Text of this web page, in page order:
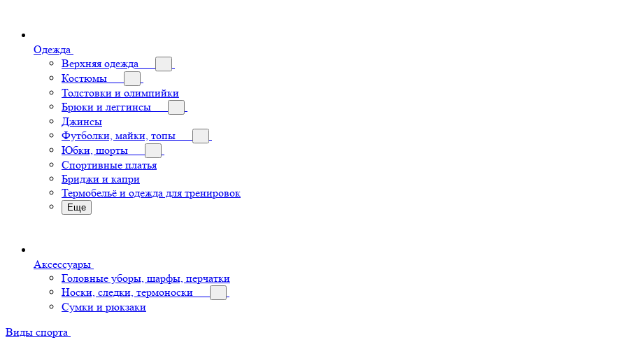
Одежда
Верхняя одежда
Костюмы
Толстовки и олимпийки
Брюки и леггинсы
Джинсы
Футболки, майки, топы
Юбки, шорты
Спортивные платья
Бриджи и капри
Термобельё и одежда для тренировок
Еще
Аксессуары
Головные уборы, шарфы, перчатки
Носки, следки, термоноски
Сумки и рюкзаки
Виды спорта